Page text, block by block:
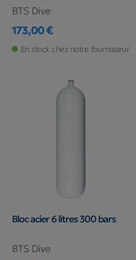
BTS Dive
Prix
173,00 €
En stock chez notre fournisseur
Bloc acier 6 litres 300 bars
BTS Dive